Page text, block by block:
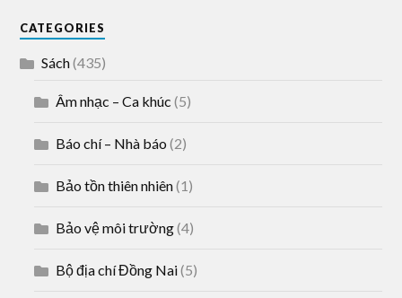
CATEGORIES
Sách(435)
Âm nhạc – Ca khúc (5)
Báo chí – Nhà báo (2)
Bảo tồn thiên nhiên(1)
Bảo vệ môi trường(4)
Bộ địa chí Đồng Nai(5)